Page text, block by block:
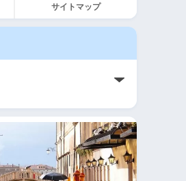
サイトマップ